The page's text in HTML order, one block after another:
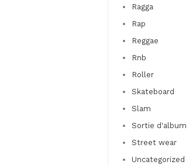
Ragga
Rap
Reggae
Rnb
Roller
Skateboard
Slam
Sortie d'album
Street wear
Uncategorized